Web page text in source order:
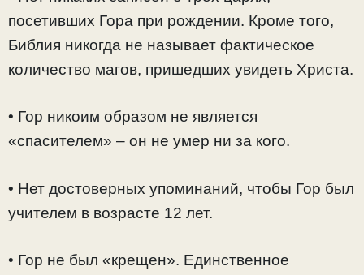
посетивших Гора при рождении. Кроме того,
Библия никогда не называет фактическое
количество магов, пришедших увидеть Христа.
• Гор никоим образом не является
«спасителем» – он не умер ни за кого.
• Нет достоверных упоминаний, чтобы Гор был
учителем в возрасте 12 лет.
• Гор не был «крещен». Единственное